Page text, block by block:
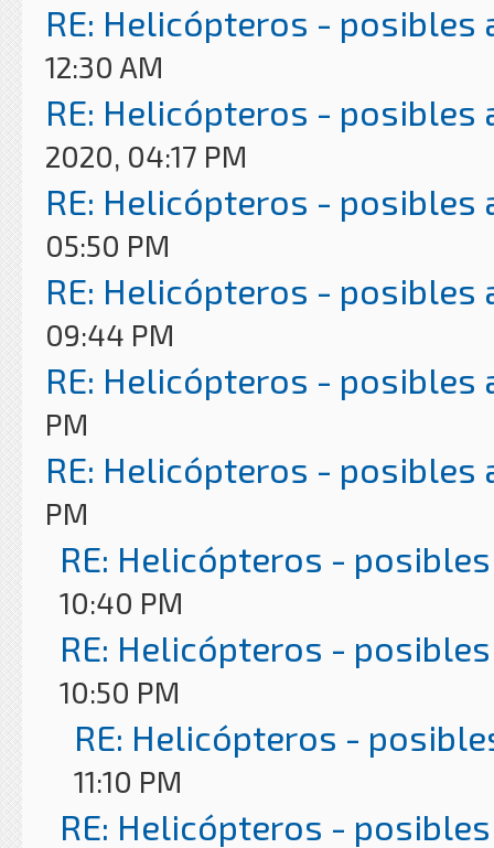
RE: Helicópteros - posibles
12:30 AM
RE: Helicópteros - posibles
2020, 04:17 PM
RE: Helicópteros - posibles
05:50 PM
RE: Helicópteros - posibles
09:44 PM
RE: Helicópteros - posibles
PM
RE: Helicópteros - posibles
PM
RE: Helicópteros -
10:40 PM
RE: Helicópteros -
10:50 PM
RE: Helicópteros -
11:10 PM
RE: Helicópteros -